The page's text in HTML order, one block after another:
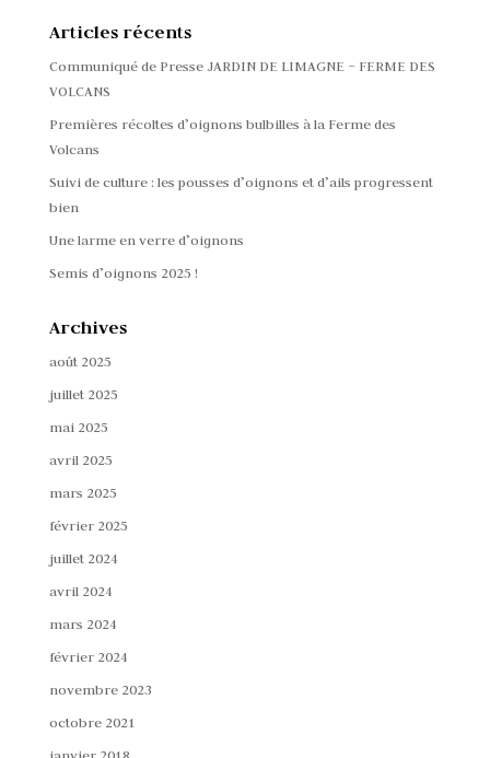
Articles récents
Communiqué de Presse JARDIN DE LIMAGNE – FERME DES
VOLCANS
Premières récoltes d’oignons bulbilles à la Ferme des
Volcans
Suivi de culture : les pousses d’oignons et d’ails progressent
bien
Une larme en verre d’oignons
Semis d’oignons 2025 !
Archives
août 2025
juillet 2025
mai 2025
avril 2025
mars 2025
février 2025
juillet 2024
avril 2024
mars 2024
février 2024
novembre 2023
octobre 2021